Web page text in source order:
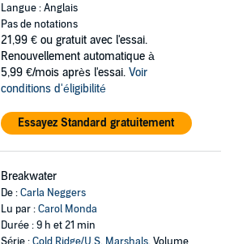
Langue : Anglais
Pas de notations
21,99 € ou gratuit avec l'essai.
Renouvellement automatique à
5,99 €/mois après l'essai. Voir
conditions d'éligibilité
Essayez Standard gratuitement
Breakwater
De :Carla Neggers
Lu par :Carol Monda
Durée : 9 h et 21 min